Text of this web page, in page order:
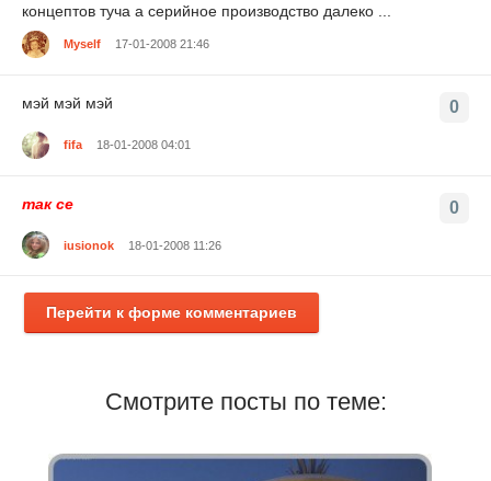
концептов туча а серийное производство далеко ...
Myself 17-01-2008 21:46
0
мэй мэй мэй
fifa 18-01-2008 04:01
0
так се
iusionok 18-01-2008 11:26
Перейти к форме комментариев
Смотрите посты по теме: